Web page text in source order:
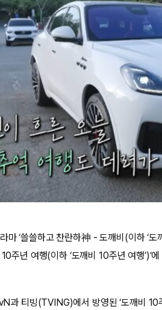
마 ‘쓸쓸하고 찬란하神 - 도깨비(이하 ‘
주년 여행(이하 ‘도깨비 10주년 여행’)’
과 티빙(TVING)에서 방영된 ‘도깨비 10